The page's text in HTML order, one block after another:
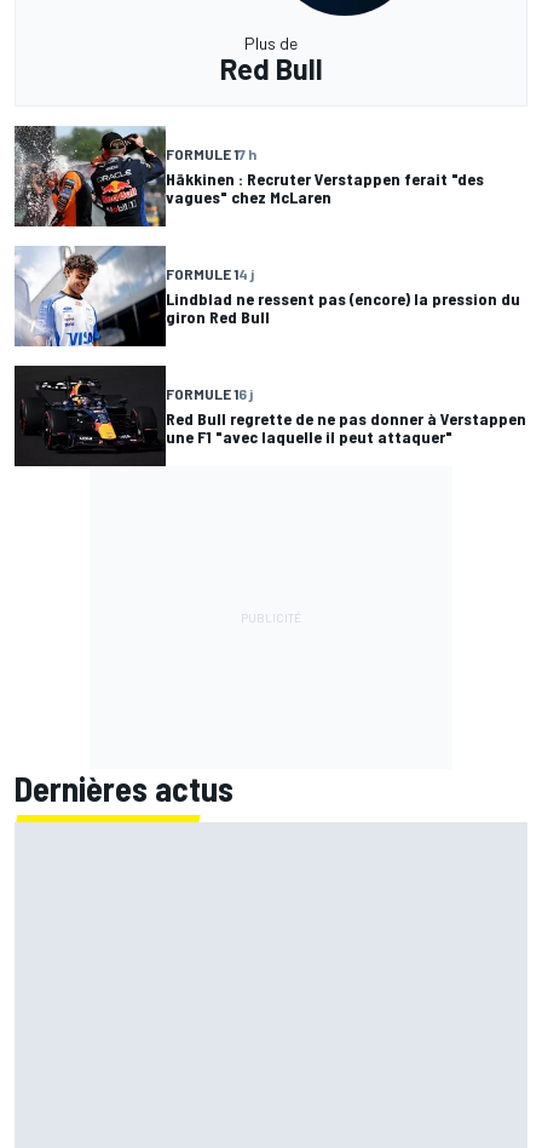
Plus de
Red Bull
FORMULE 17 h
Häkkinen : Recruter Verstappen ferait "des
vagues" chez McLaren
FORMULE 14 j
Lindblad ne ressent pas (encore) la pression du
giron Red Bull
FORMULE 16 j
Red Bull regrette de ne pas donner à Verstappen
une F1 "avec laquelle il peut attaquer"
Dernières actus